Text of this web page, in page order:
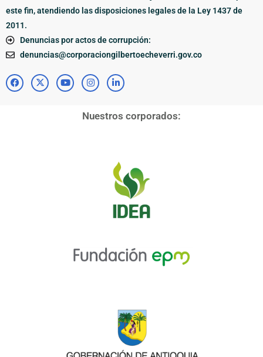
este fin, atendiendo las disposiciones legales de la Ley 1437 de
2011.
Denuncias por actos de corrupción:
denuncias@corporaciongilbertoecheverri.gov.co
Nuestros corporados: